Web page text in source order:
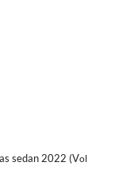
sedan 2022 (Vol